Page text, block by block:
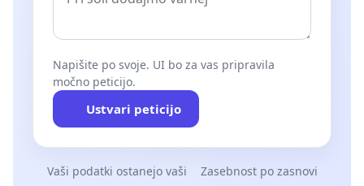
Napišite po svoje. UI bo za vas pripravila
močno peticijo.
Ustvari peticijo
Vaši podatki ostanejo vaši Zasebnost po zasnovi